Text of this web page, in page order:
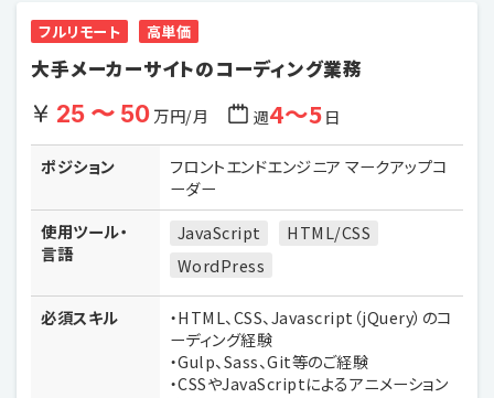
フルリモート 高単価
大手メーカーサイトのコーディング業務
25 〜 50万円/月 週4〜5日
ポジション
フロントエンドエンジニア マークアップコ
ーダー
使用ツール・
言語
JavaScript
HTML/CSS
WordPress
必須スキル
・HTML、CSS、Javascript（jQuery）のコ
ーディング経験
・Gulp、Sass、Git等のご経験
・CSSやJavaScriptによるアニメーション